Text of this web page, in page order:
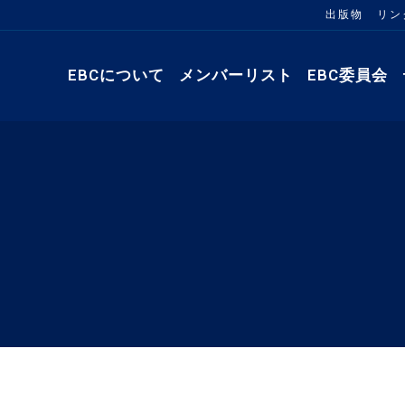
出版物 リ
EBCについて メンバーリスト EBC委員会